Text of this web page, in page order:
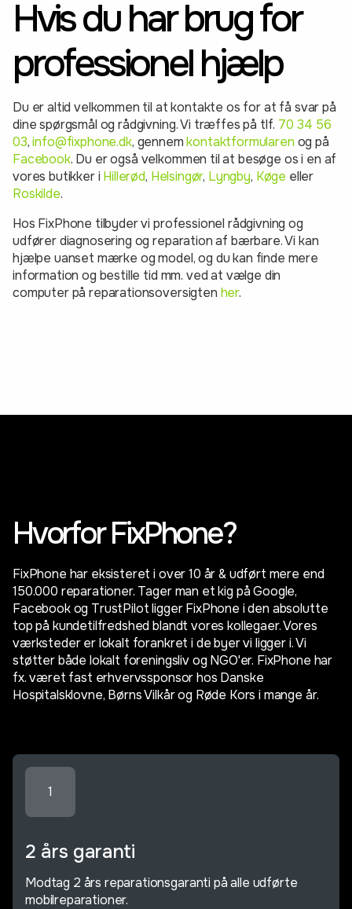
Hvis du har brug for
professionel hjælp
Du er altid velkommen til at kontakte os for at få svar på
dine spørgsmål og rådgivning. Vi træffes på tlf. 70 34 56
03,info@fixphone.dk, gennemkontaktformularen og på
Facebook. Du er også velkommen til at besøge os i en af
vores butikker i Hillerød, Helsingør, Lyngby, Køge eller
Roskilde.
Hos FixPhone tilbyder vi professionel rådgivning og
udfører diagnosering og reparation af bærbare. Vi kan
hjælpe uanset mærke og model, og du kan finde mere
information og bestille tid mm. ved at vælge din
computer på reparationsoversigten her.
Hvorfor FixPhone?
FixPhone har eksisteret i over 10 år & udført mere end
150.000 reparationer. Tager man et kig på Google,
Facebook og TrustPilot ligger FixPhone i den absolutte
top på kundetilfredshed blandt vores kollegaer. Vores
værksteder er lokalt forankret i de byer vi ligger i. Vi
støtter både lokalt foreningsliv og NGO'er. FixPhone har
fx. været fast erhvervssponsor hos Danske
Hospitalsklovne, Børns Vilkår og Røde Kors i mange år.
1
2 års garanti
Modtag 2 års reparationsgaranti på alle udførte
mobilreparationer.